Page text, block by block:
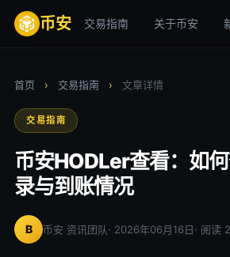
币安 交易指南 关于币安
首页 › 交易指南 › 文章详情
交易指南
币安HODLer查看：如
录与到账情况
B 币安 资讯团队· 2026年06月16日· 阅读